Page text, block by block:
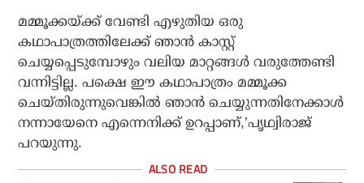
മമ്മൂക്കയ്ക്ക് വേണ്ടി എഴുതിയ ഒരു
കഥാപാത്രത്തിലേക്ക് ഞാൻ കാസ്റ്റ്
ചെയ്യപ്പെടുമ്പോഴും വലിയ മാറ്റങ്ങൾ വരുത്തേണ്ടി
വന്നിട്ടില്ല. പക്ഷെ ഈ കഥാപാത്രം മമ്മൂക്ക
ചെയ്തിരുന്നുവെങ്കിൽ ഞാൻ ചെയ്യുന്നതിനേക്കാൾ
നന്നായേനെ എന്നെനിക്ക് ഉറപ്പാണ്,’പൃഥ്വിരാജ്
പറയുന്നു.